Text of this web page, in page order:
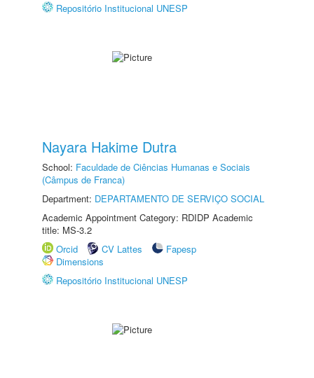
Repositório Institucional UNESP
Nayara Hakime Dutra
School: Faculdade de Ciências Humanas e Sociais
(Câmpus de Franca)
Department: DEPARTAMENTO DE SERVIÇO SOCIAL
Academic Appointment Category: RDIDP Academic
title: MS-3.2
Orcid
CV Lattes
Fapesp
Dimensions
Repositório Institucional UNESP